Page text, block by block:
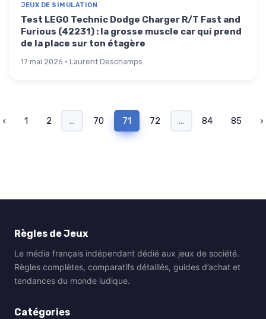
JEUX DE SIMULATION
Test LEGO Technic Dodge Charger R/T Fast and
Furious (42231) : la grosse muscle car qui prend
de la place sur ton étagère
17 mai 2026 · Laurent Deschamps
‹ 1 2 ... 70 71 72 ... 84 85 ›
Règles de Jeux
Le média français indépendant dédié aux jeux de société.
Règles complètes, comparatifs détaillés, guides d’achat et
tendances du monde ludique.
Catégories